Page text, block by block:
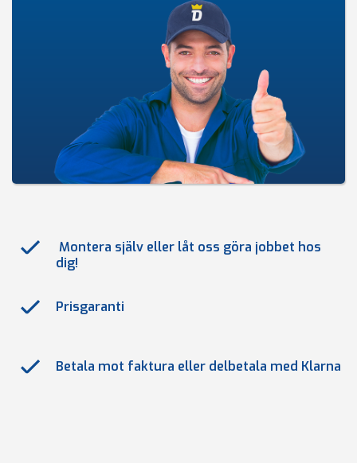
Montera själv eller låt oss göra jobbet hos
dig!
Prisgaranti
Betala mot faktura eller delbetala med Klarna